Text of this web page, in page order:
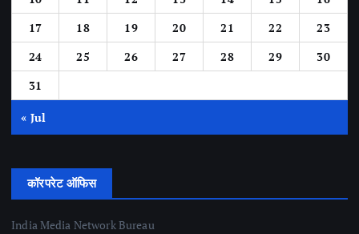
17
18 19 20 21 22
23
24
25 26 27 28 29
30
31
« Jul
कॉरपरेट ऑफिस
India Media Network Bureau